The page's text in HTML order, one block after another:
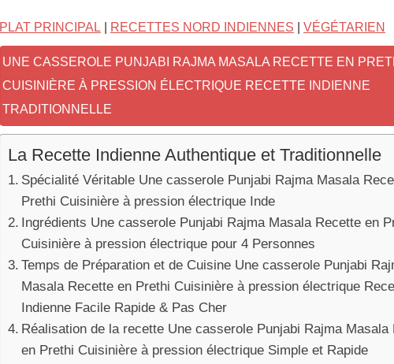
PLAT PRINCIPAL RECETTES NORD INDIENNES VÉGÉTARIEN
UNE CASSEROLE PUNJABI RAJMA MASALA RECETTE EN
CUISINIÈRE À PRESSION ÉLECTRIQUE RECETTE INDIENNE
TRADITIONNELLE
La Recette Indienne Authentique et Traditionnelle
Spécialité Véritable Une casserole Punjabi Rajma Masala
Prethi Cuisinière à pression électrique Inde
Ingrédients Une casserole Punjabi Rajma Masala Recette en
Cuisinière à pression électrique pour 4 Personnes
Temps de Préparation et de Cuisine Une casserole Punjabi
Masala Recette en Prethi Cuisinière à pression électrique
Indienne Facile Rapide & Pas Cher
Réalisation de la recette Une casserole Punjabi Rajma Masala
en Prethi Cuisinière à pression électrique Simple et Rapide